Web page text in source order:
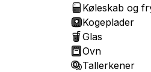
Køleskab og
Kogeplader
Glas
Ovn
Tallerkener